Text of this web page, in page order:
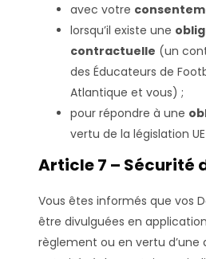
avec votre
lorsqu’il existe une
contractuelle (un
des Éducateurs de
Atlantique et vous) ;
pour répondre à une
vertu de la législation
Article 7 – Sécurité
Vous êtes informés que vos
être divulguées en application
règlement ou en vertu d’une